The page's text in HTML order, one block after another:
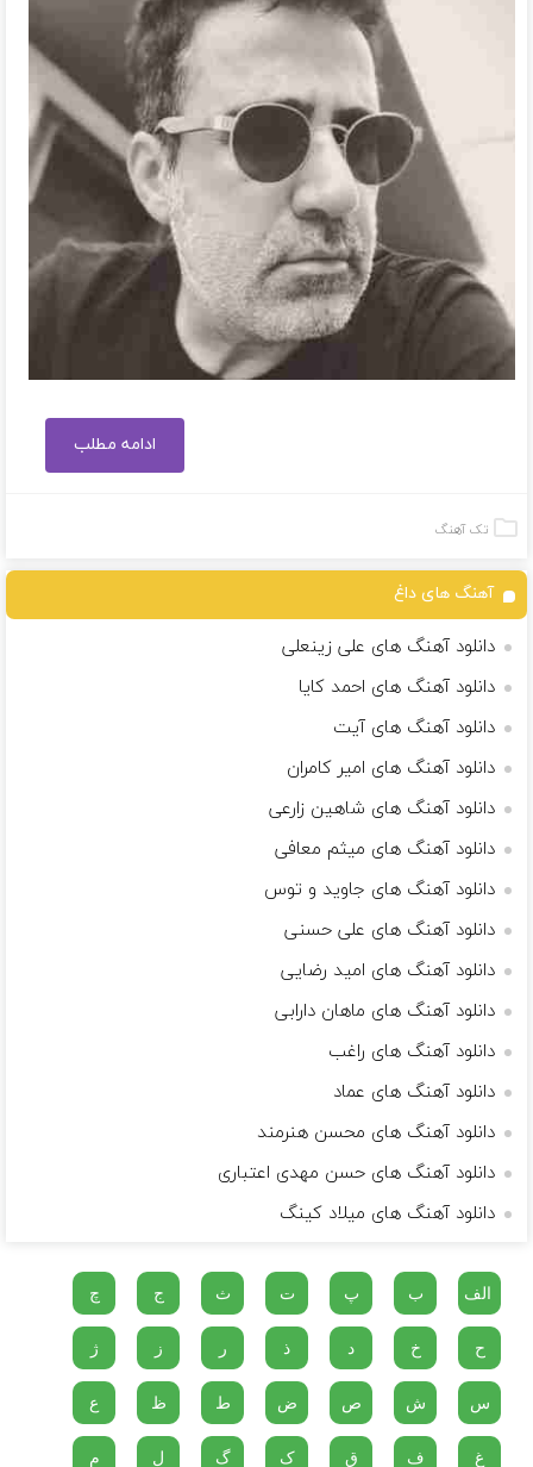
ادامه مطلب
تک آهنگ
آهنگ های داغ
دانلود آهنگ های علی زینعلی
دانلود آهنگ های احمد کایا
دانلود آهنگ های آیت
دانلود آهنگ های امیر کامران
دانلود آهنگ های شاهین زارعی
دانلود آهنگ های میثم معافی
دانلود آهنگ های جاوید و توس
دانلود آهنگ های علی حسنی
دانلود آهنگ های امید رضایی
دانلود آهنگ های ماهان دارابی
دانلود آهنگ های راغب
دانلود آهنگ های عماد
دانلود آهنگ های محسن هنرمند
دانلود آهنگ های حسن مهدی اعتباری
دانلود آهنگ های میلاد کینگ
الف ب پ ت ث ج چ
ح خ د ذ ر ز ژ
س ش ص ض ط ظ ع
غ ف ق ک گ ل م